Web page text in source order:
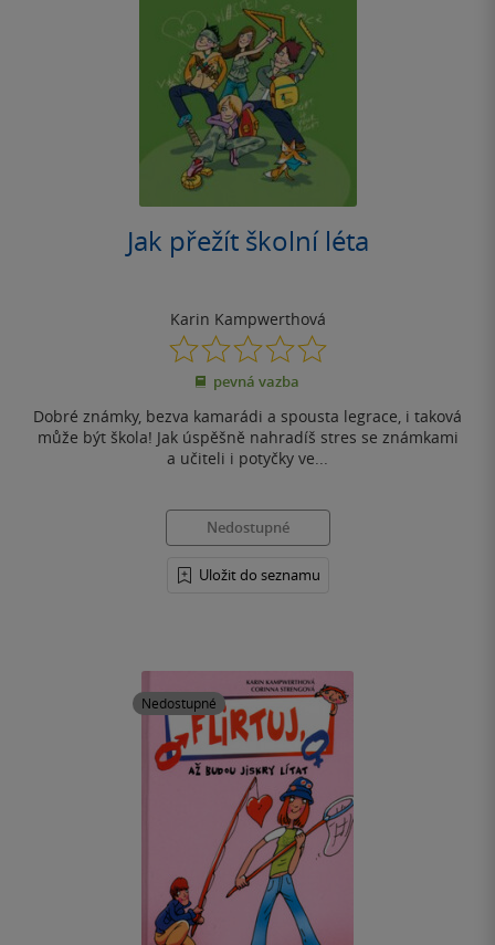
Jak přežít školní léta
Karin Kampwerthová
0.0
z
5
pevná vazba
Dobré známky, bezva kamarádi a spousta legrace, i taková
může být škola! Jak úspěšně nahradíš stres se známkami
a učiteli i potyčky ve...
Nedostupné
Uložit do seznamu
Nedostupné